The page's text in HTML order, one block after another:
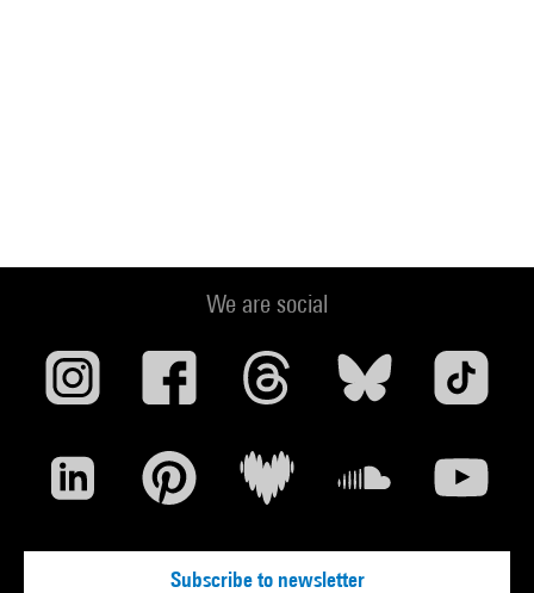
We are social
Subscribe to newsletter